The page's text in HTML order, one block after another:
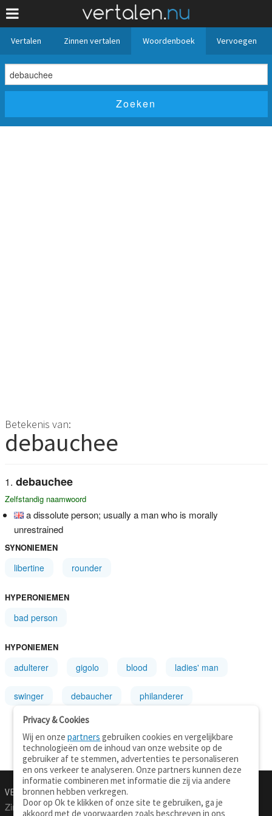
Vertalen Zinnen vertalen Woordenboek Vervoegen
Betekenis van:
debauchee
debauchee
Zelfstandig naamwoord
a dissolute person; usually a man who is morally
unrestrained
SYNONIEMEN
libertine rounder
HYPERONIEMEN
bad person
HYPONIEMEN
adulterer gigolo blood ladies' man
swinger debaucher philanderer
VERTALEN.NU
Zinnen vertalen
Over deze site
Privacy & Cookies
Wij en onzepartners gebruiken cookies en vergelijkbare
technologieën om de inhoud van onze website op de
gebruiker af te stemmen, advertenties te personaliseren
en ons verkeer te analyseren. Onze partners kunnen deze
informatie combineren met informatie die zij via andere
bronnen hebben verkregen.
Door op Ok te klikken of onze site te gebruiken, ga je
akkoord met de voorwaarden zoals beschreven in ons